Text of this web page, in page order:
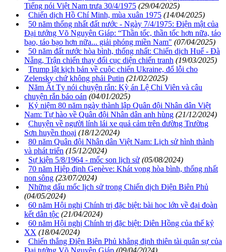
Tiếng nói Việt Nam trưa 30/4/1975 (29/04/2025)
Chiến dịch Hồ Chí Minh, mùa xuân 1975 (14/04/2025)
50 năm thống nhất đất nước - Ngày 7/4/1975: Điện mật của
Đại tướng Võ Nguyên Giáp: “Thần tốc, thần tốc hơn nữa, táo
bạo, táo bạo hơn nữa... giải phóng miền Nam" (07/04/2025)
50 năm đất nước hòa bình, thống nhất: Chiến dịch Huế - Đà
Nẵng, Trận chiến thay đổi cục diện chiến tranh (19/03/2025)
Trump lật kịch bản về cuộc chiến Ukraine, đổ lỗi cho
Zelensky chứ không phải Putin (21/02/2025)
Năm Ất Tỵ nói chuyện rắn: Kỳ án Lệ Chi Viên và câu
chuyện rắn báo oán (04/01/2025)
Kỷ niệm 80 năm ngày thành lập Quân đội Nhân dân Việt
Nam: Tự hào về Quân đội Nhân dân anh hùng (21/12/2024)
Chuyện về người lính lái xe quả cảm trên đường Trường
Sơn huyền thoại (18/12/2024)
80 năm Quân đội Nhân dân Việt Nam: Lịch sử hình thành
và phát triển (15/12/2024)
Sự kiện 5/8/1964 - mốc son lịch sử (05/08/2024)
70 năm Hiệp định Genève: Khát vọng hòa bình, thống nhất
non sông (23/07/2024)
Những dấu mốc lịch sử trong Chiến dịch Điện Biên Phủ
(04/05/2024)
60 năm Hội nghị Chính trị đặc biệt: bài học lớn về đại đoàn
kết dân tộc (21/04/2024)
60 năm Hội nghị Chính trị đặc biệt: Diên Hồng của thế kỷ
XX (18/04/2024)
Chiến thắng Điện Biên Phủ khẳng định thiên tài quân sự của
Đại tướng Võ Nguyên Giáp (09/04/2024)